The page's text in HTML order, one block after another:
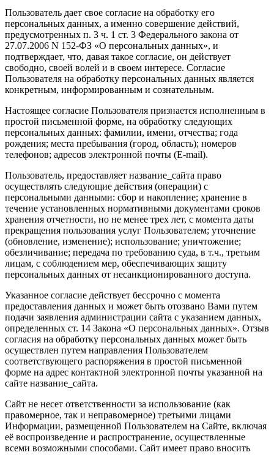
Пользователь дает свое согласие на обработку его
персональных данных, а именно совершение действий,
предусмотренных п. 3 ч. 1 ст. 3 Федерального закона от
27.07.2006 N 152-ФЗ «О персональных данных», и
подтверждает, что, давая такое согласие, он действует
свободно, своей волей и в своем интересе. Согласие
Пользователя на обработку персональных данных является
конкретным, информированным и сознательным.
Настоящее согласие Пользователя признается исполненным в
простой письменной форме, на обработку следующих
персональных данных: фамилии, имени, отчества; года
рождения; места пребывания (город, область); номеров
телефонов; адресов электронной почты (E-mail).
Пользователь, предоставляет название_сайта право
осуществлять следующие действия (операции) с
персональными данными: сбор и накопление; хранение в
течение установленных нормативными документами сроков
хранения отчетности, но не менее трех лет, с момента даты
прекращения пользования услуг Пользователем; уточнение
(обновление, изменение); использование; уничтожение;
обезличивание; передача по требованию суда, в т.ч., третьим
лицам, с соблюдением мер, обеспечивающих защиту
персональных данных от несанкционированного доступа.
Указанное согласие действует бессрочно с момента
предоставления данных и может быть отозвано Вами путем
подачи заявления администрации сайта с указанием данных,
определенных ст. 14 Закона «О персональных данных». Отзыв
согласия на обработку персональных данных может быть
осуществлен путем направления Пользователем
соответствующего распоряжения в простой письменной
форме на адрес контактной электронной почты указанной на
сайте название_сайта.
Сайт не несет ответственности за использование (как
правомерное, так и неправомерное) третьими лицами
Информации, размещенной Пользователем на Сайте, включая
её воспроизведение и распространение, осуществленные
всеми возможными способами. Сайт имеет право вносить